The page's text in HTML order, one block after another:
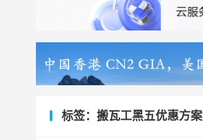
标签：搬瓦工黑五优惠方案